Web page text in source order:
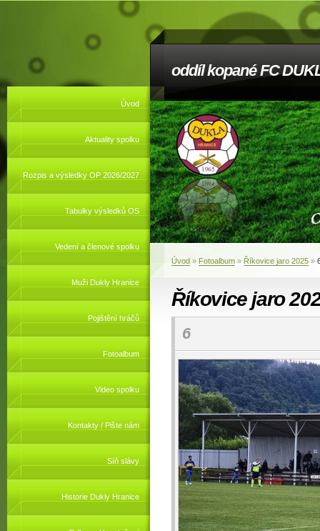
oddíl kopané FC
Úvod
Aktuality spolku
Rozpis a výsledky OP 2026/2027
Tabulky výsledků OS
Vedení a členové spolku
Muži Dukly Hranice
Pojištění hráčů
Fotoalbum
Video spolku
Kontakty / Pište nám
Síň slávy
Historie Dukly Hranice
Úvod » Fotoalbum » Říkovice jaro 2025 »
Říkovice jaro
6